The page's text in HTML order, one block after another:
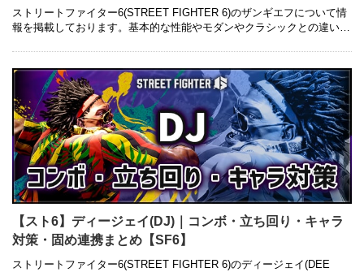
ストリートファイター6(STREET FIGHTER 6)のザンギエフについて情
報を掲載しております。基本的な性能やモダンやクラシックとの違い、
【スト6】ディージェイ(DJ)｜コンボ・立ち回り・キャラ
対策・固め連携まとめ【SF6】
ストリートファイター6(STREET FIGHTER 6)のディージェイ(DEE